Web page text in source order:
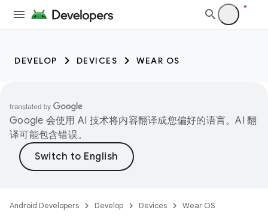
DEVELOP DEVICES WEAR OS
Google 会使用 AI 技术将内容翻译成您偏好的语言。AI 翻
译可能包含错误。
Android Developers Develop Devices Wear OS